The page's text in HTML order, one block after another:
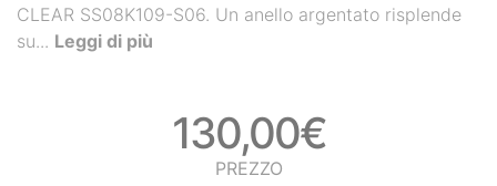
CLEAR SS08K109-S06. Un anello argentato risplende
su... Leggi di più
130,00€
PREZZO